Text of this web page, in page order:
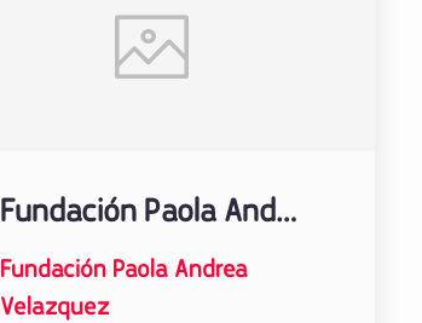
Fundación Paola Andrea Velazquez
Fundación Paola Andrea
Velazquez